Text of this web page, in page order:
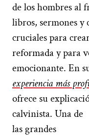
de los hombres al
libros, sermones y
cruciales para
reformada y para
emocionante. En
experiencia más
ofrece su
calvinista. Una de
las grandes